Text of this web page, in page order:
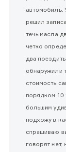
автомобиль.
решил
течь масла
четко
два
обнаружили
стоимость
порядком 10
большим
подхожу в
спрашиваю
говорят нет,